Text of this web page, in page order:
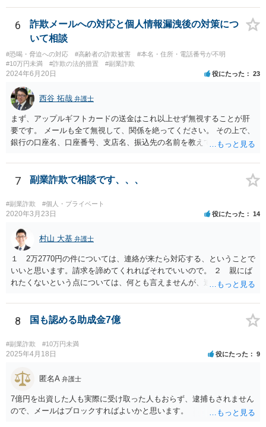
6
詐欺メールへの対応と個人情報漏洩後の対策につ
いて相談
#恐喝・脅迫への対応 #高齢者の詐欺被害
#本名・住所・電話番号が不明
#10万円未満
#詐欺の法的措置 #副業詐欺
2024年6月20日 役にたった 23
西谷 拓哉 弁護士
まず、アップルギフトカードの送金はこれ以上せず無視することが肝
要です。 メールも全て無視して、関係を絶ってください。 その上で、
銀行の口座名、口座番号、支店名、振込先の名前を教えてしまってい
はありません。 そのため、現時点でとくに、詳細不明の入金がないこ
となどが確認できるのであれば、念のため、相手に教えてしまった口
7 副業詐欺で相談です、、、
#副業詐欺 #個人・プライベート
2020年3月23日 役にたった 14
村山 大基 弁護士
１ 2万2770円の件については、連絡が来たら対応する、ということで
いいと思います。請求を諦めてくれればそれでいいので。 ２ 親にば
れたくないという点については、何とも言えませんが、連絡を止めた
で、訴訟まではしなくとも、はがきくらいは来るかもしれません。し
かし、支払ったとしても連絡が止まる保証もないからです。可能性と
と「この人は支払う人だ」と思われていけるところまで絞られるよう
に思うからです。
8 国も認める助成金7億
#副業詐欺 #10万円未満
2025年4月18日 役にたった 9
匿名A 弁護士
7億円を出資した人も実際に受け取った人もおらず、逮捕もされません
ので、メールはブロックすればよいかと思います。